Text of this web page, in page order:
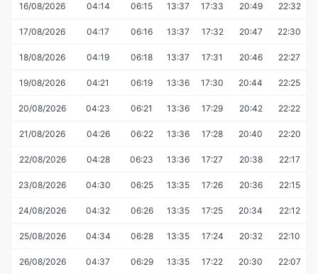
16/08/2026 04:14 06:15 13:37 17:33 20:49 22:32
17/08/2026 04:17 06:16 13:37 17:32 20:47 22:30
18/08/2026 04:19 06:18 13:37 17:31 20:46 22:27
19/08/2026 04:21 06:19 13:36 17:30 20:44 22:25
20/08/2026 04:23 06:21 13:36 17:29 20:42 22:22
21/08/2026 04:26 06:22 13:36 17:28 20:40 22:20
22/08/2026 04:28 06:23 13:36 17:27 20:38 22:17
23/08/2026 04:30 06:25 13:35 17:26 20:36 22:15
24/08/2026 04:32 06:26 13:35 17:25 20:34 22:12
25/08/2026 04:34 06:28 13:35 17:24 20:32 22:10
26/08/2026 04:37 06:29 13:35 17:22 20:30 22:07